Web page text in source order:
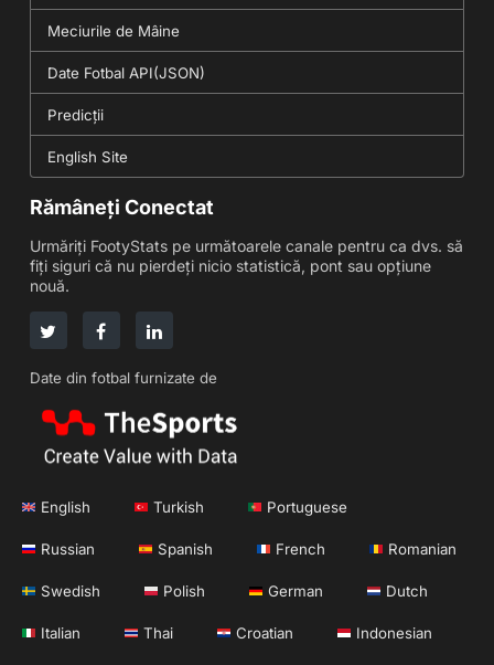
Meciurile de Mâine
Date Fotbal API(JSON)
Predicții
English Site
Rămâneți Conectat
Urmăriți FootyStats pe următoarele canale pentru ca dvs. să
fiți siguri că nu pierdeți nicio statistică, pont sau opțiune
nouă.
Date din fotbal furnizate de
English Turkish Portuguese
Russian Spanish French Romanian
Swedish Polish German Dutch
Italian Thai Croatian Indonesian